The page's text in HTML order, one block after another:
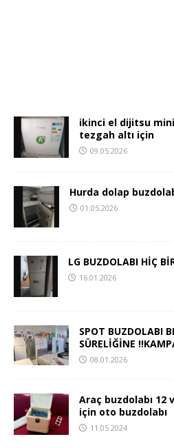
ikinci el dijitsu
tezgah altı için
09.05.2026
Hurda dolap
01.05.2026
LG BUZDOLABI HİÇ
16.01.2026
SPOT BUZDOLABI
SÜRELİĞİNE
08.01.2026
Araç buzdolabı 12
için oto buzdolabı
11.05.2024